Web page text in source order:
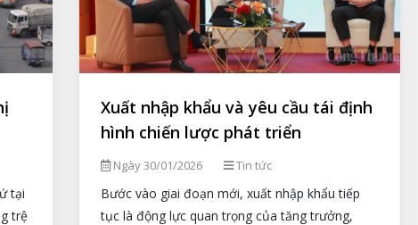
tại
trệ
Xuất nhập khẩu và yêu cầu tái định
hình chiến lược phát triển
Ngày 30/01/2026 Tin tức
Bước vào giai đoạn mới, xuất nhập khẩu tiếp
tục là động lực quan trọng của tăng trưởng,